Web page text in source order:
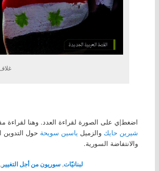
اضغط|ي على الصورة لقراءة العدد. وهنا لقراءة
شيرين حايك والزميل ياسين سويحة حول
والانتفاضة السورية.
لبنانيّات,سوريون من أجل التغيير